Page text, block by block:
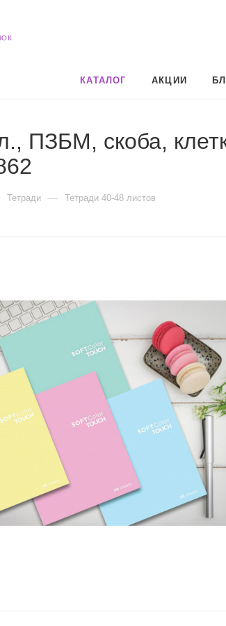
КАТАЛОГ АКЦИИ
ПЗБМ, скоба,
Тетради — Тетради 40-48 листов